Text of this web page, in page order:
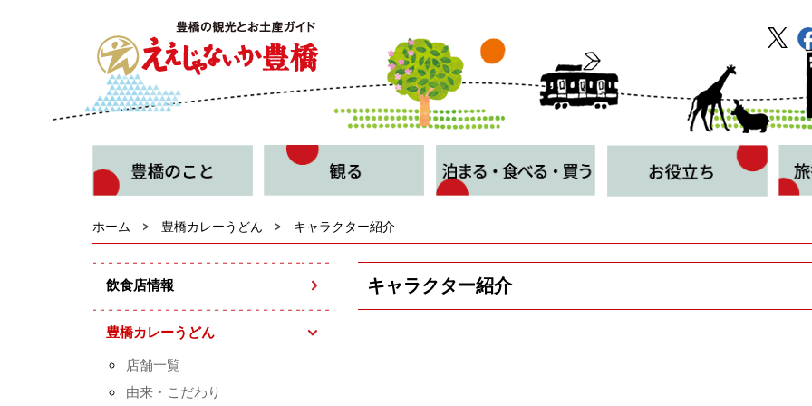
ホーム 豊橋カレーうどん キャラクター紹介
キャラクター紹介
飲食店情報
豊橋カレーうどん
店舗一覧
由来・こだわり